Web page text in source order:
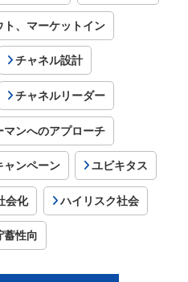
ト、マーケットイン
チャネル設計
チャネルリーダー
マンへのアプローチ
ャンペーン ユビキタス
会化 ハイリスク社会
蓄性向